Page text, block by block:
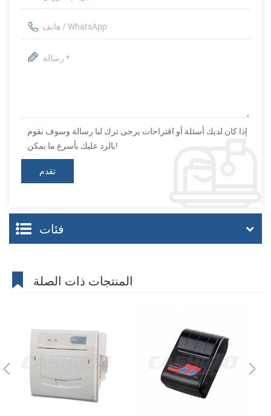
إذا كان لديك أسئلة أو اقتراحات يرجى ترك لنا رسالة وسوف نقوم
بالرد عليك بأسرع ما يمكن!
فئات
المنتجات ذات الصلة